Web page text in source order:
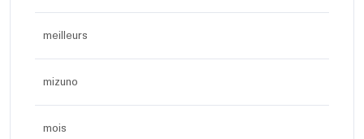
meilleurs
mizuno
mois